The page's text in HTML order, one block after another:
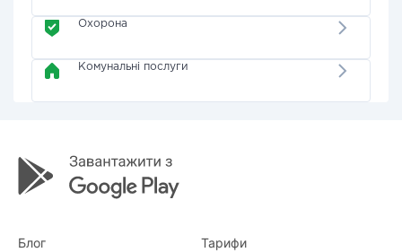
Охорона
Комунальні послуги
Блог Тарифи